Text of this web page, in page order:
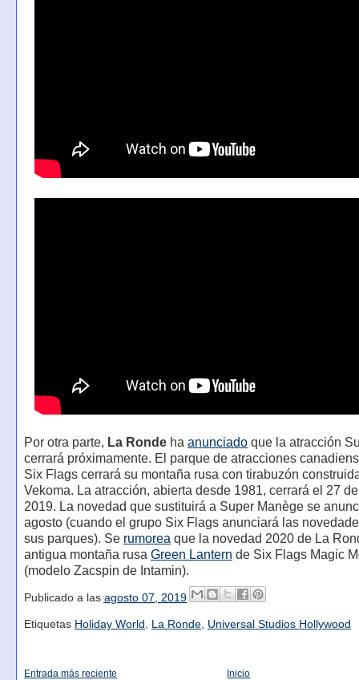
Por otra parte, La Rondeha anunciadoque la atracción
cerrará próximamente. El parque de atracciones
Six Flags cerrará su montaña rusa con tirabuzón
Vekoma. La atracción, abierta desde 1981, cerrará el 27
2019. La novedad que sustituirá a Super Manège se
agosto (cuando el grupo Six Flags anunciará las
sus parques). Se rumorea que la novedad 2020 de La
antigua montaña rusa Green Lantern de Six Flags Magic
(modelo Zacspin de Intamin).
Publicado a las agosto 07, 2019
Etiquetas Holiday World , La Ronde, Universal Studios Hollywood
Entrada más reciente Inicio